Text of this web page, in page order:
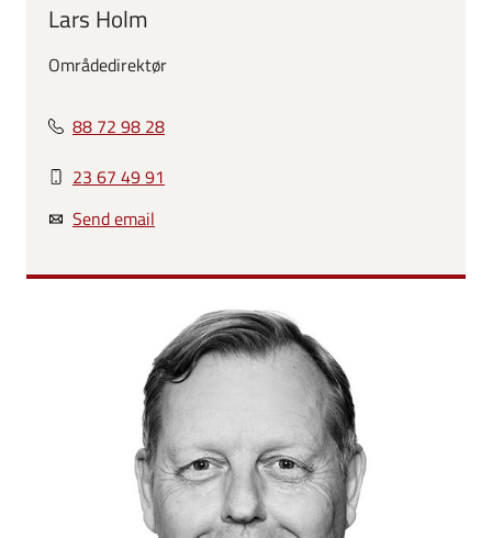
Lars Holm
Områdedirektør
88 72 98 28
23 67 49 91
Send email